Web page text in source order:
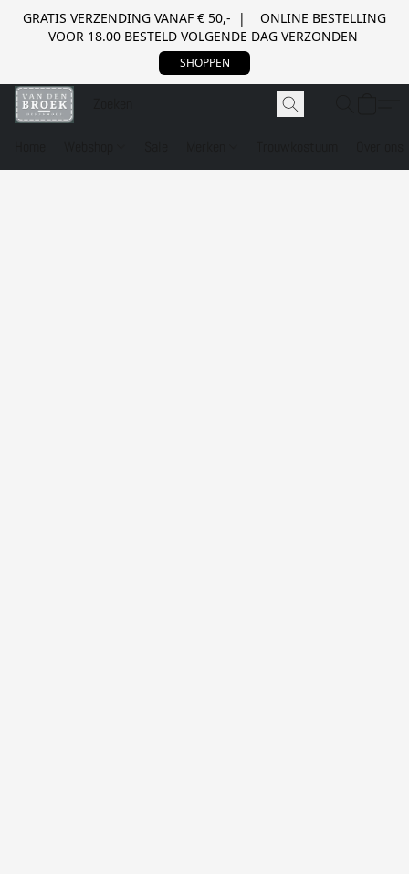
GRATIS VERZENDING VANAF € 50,- | ONLINE BESTELLING
VOOR 18.00 BESTELD VOLGENDE DAG VERZONDEN
SHOPPEN